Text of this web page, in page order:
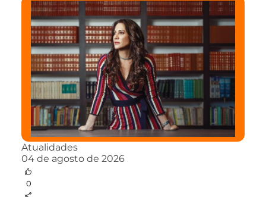
Atualidades
04 de agosto de 2026
0